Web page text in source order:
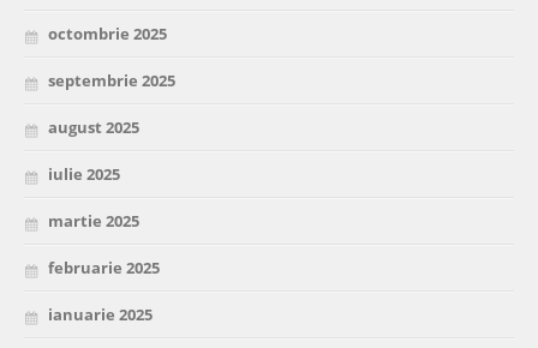
octombrie 2025
septembrie 2025
august 2025
iulie 2025
martie 2025
februarie 2025
ianuarie 2025